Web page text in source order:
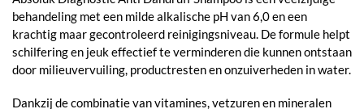
behandeling met een milde alkalische pH van 6,0 en een
krachtig maar gecontroleerd reinigingsniveau. De formule helpt
schilfering en jeuk effectief te verminderen die kunnen ontstaan
door milieuvervuiling, productresten en onzuiverheden in water.
Dankzij de combinatie van vitamines, vetzuren en mineralen